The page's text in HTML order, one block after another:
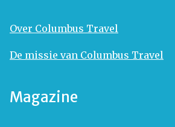
Over Columbus Travel
De missie van Columbus Travel
Magazine